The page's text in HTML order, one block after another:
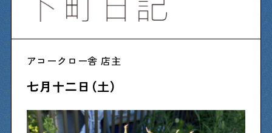
下町の人たちのインタビュー記事です
今夜、下町で
下町の飲み歩き日記です
アコークロー舎 店主
七月十二日（土）